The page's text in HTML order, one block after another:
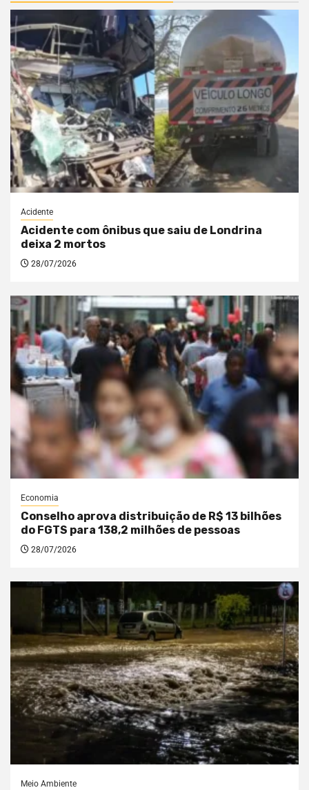
Acidente
Acidente com ônibus que saiu de Londrina
deixa 2 mortos
28/07/2026
Economia
Conselho aprova distribuição de R$ 13 bilhões
do FGTS para 138,2 milhões de pessoas
28/07/2026
Meio Ambiente